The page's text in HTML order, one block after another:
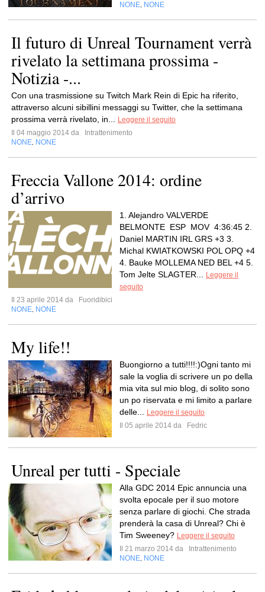
NONE NONE
Il futuro di Unreal Tournament verrà
rivelato la settimana prossima -
Notizia -...
Con una trasmissione su Twitch Mark Rein di Epic ha riferito,
attraverso alcuni sibillini messaggi su Twitter, che la settimana
prossima verrà rivelato, in...
Leggere il seguito
Il 04 maggio 2014 da
Intrattenimento
NONE NONE
Freccia Vallone 2014: ordine
d’arrivo
1. Alejandro VALVERDE
BELMONTE ESP MOV 4:36:45 2.
Daniel MARTIN IRL GRS +3 3.
Michal KWIATKOWSKI POL OPQ +4
4. Bauke MOLLEMA NED BEL +4 5.
Tom Jelte SLAGTER...
Leggere il
seguito
Il 23 aprile 2014 da
Fuoridibici
NONE NONE
My life!!
Buongiorno a tutti!!!!:)Ogni tanto mi
sale la voglia di scrivere un po della
mia vita sul mio blog, di solito sono
un po riservata e mi limito a parlare
delle...
Leggere il seguito
Il 05 aprile 2014 da
Fedric
Unreal per tutti - Speciale
Alla GDC 2014 Epic annuncia una
svolta epocale per il suo motore
senza parlare di giochi. Che strada
prenderà la casa di Unreal? Chi è
Tim Sweeney? Leggere il seguito
Il 21 marzo 2014 da
Intrattenimento
NONE NONE